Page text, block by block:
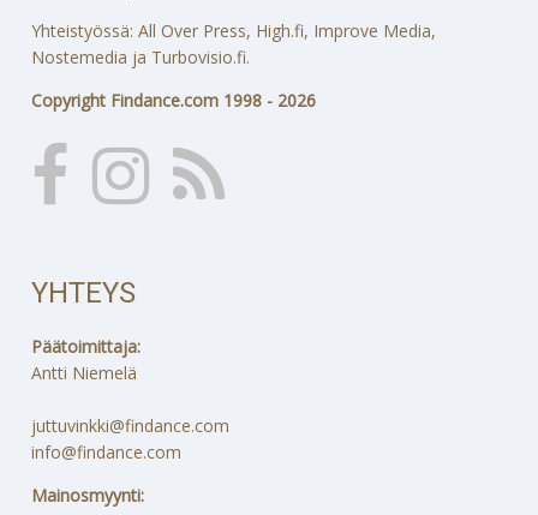
Yhteistyössä: All Over Press, High.fi, Improve Media,
Nostemedia ja Turbovisio.fi.
Copyright Findance.com 1998 - 2026
YHTEYS
Päätoimittaja:
Antti Niemelä
juttuvinkki@findance.com
info@findance.com
Mainosmyynti: